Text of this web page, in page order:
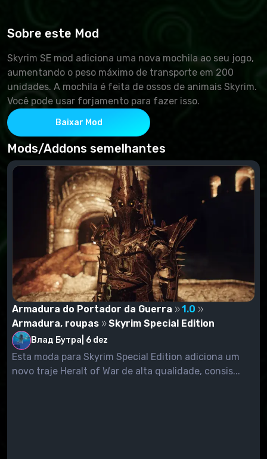
Sobre este Mod
Skyrim SE mod adiciona uma nova mochila ao seu jogo,
aumentando o peso máximo de transporte em 200
unidades. A mochila é feita de ossos de animais Skyrim.
Você pode usar forjamento para fazer isso.
Baixar Mod
Mods/Addons semelhantes
Armadura do Portador da Guerra
1.0
Armadura, roupas
Skyrim Special Edition
Влад Бутра 6 dez
Esta moda para Skyrim Special Edition adiciona um
novo traje Heralt of War de alta qualidade, consis...